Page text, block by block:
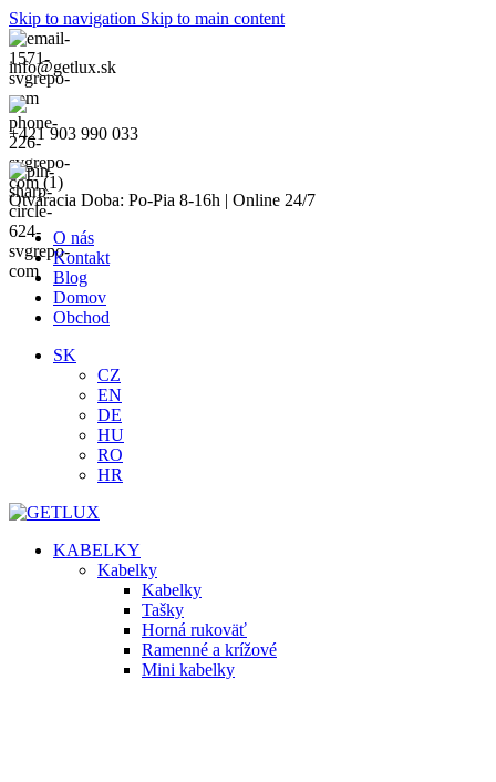
Skip to navigation Skip to main content
info@getlux.sk
+421 903 990 033
Otváracia Doba: Po-Pia 8-16h | Online 24/7
O nás
Kontakt
Blog
Domov
Obchod
SK
CZ
EN
DE
HU
RO
HR
KABELKY
Kabelky
Kabelky
Tašky
Horná rukoväť
Ramenné a krížové
Mini kabelky